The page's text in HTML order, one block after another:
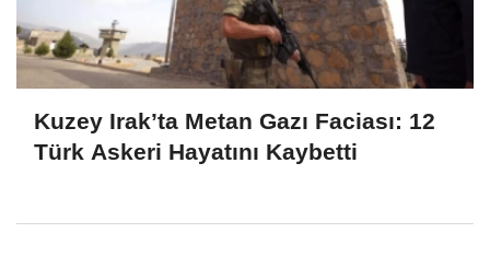
Kuzey Irak’ta Metan Gazı Faciası: 12
Türk Askeri Hayatını Kaybetti